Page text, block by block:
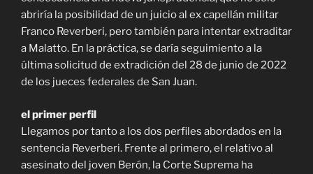
abriría la posibilidad de un juicio al ex capellán militar
Franco Reverberi, pero también para intentar extraditar
a Malatto. En la práctica, se daría seguimiento a la
última solicitud de extradición del 28 de junio de 2022
de los jueces federales de San Juan.
el primer perfil
Llegamos por tanto a los dos perfiles abordados en la
sentencia Reverberi. Frente al primero, el relativo al
asesinato del joven Berón, la Corte Suprema ha